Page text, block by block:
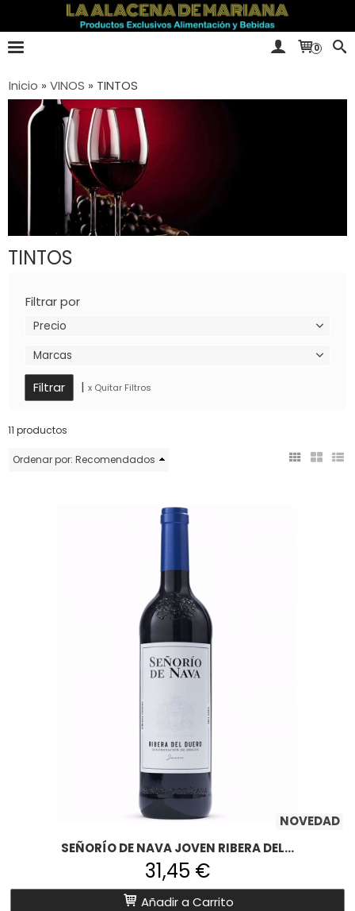
0
Inicio » VINOS » TINTOS
TINTOS
Filtrar por
Precio
Marcas
| x Quitar Filtros
11 productos
Ordenar por: Recomendados
NOVEDAD
SEÑORÍO DE NAVA JOVEN RIBERA DEL...
31,45 €
Añadir a Carrito